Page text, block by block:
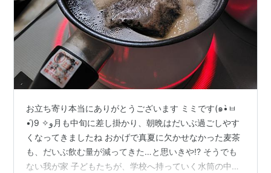
お立ち寄り本当にありがとうございます ミミです(๑•̀ㅂ
•́)و✧ 9月も中旬に差し掛かり、朝晩はだいぶ過ごしやす
くなってきましたね おかげで真夏に欠かせなかった麦茶
も、だいぶ飲む量が減ってきた…と思いきや!? そうでも
ない我が家 子どもたちが、学校へ持っていく水筒の中身